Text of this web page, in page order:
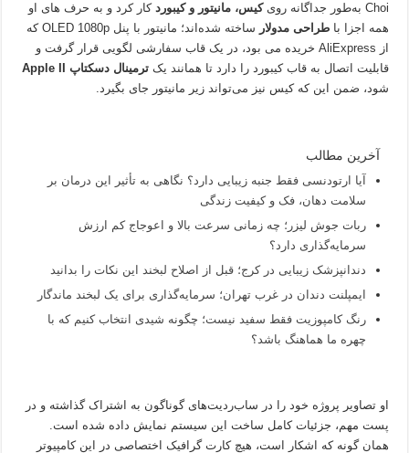
Choi به‌طور جداگانه روی کیس، مانیتور و کیبورد کار کرد و به حرف های او
همه اجزا باطراحی مدولار
ساخته شده‌اند؛ مانیتور با پنل OLED 1080p که
از AliExpress خریده می بود، در یک قاب سفارشی لگویی قرار گرفت و
قابلیت اتصال به قاب کیبورد را دارد تا همانند یکترمینال دسکتاپ Apple II
شود، ضمن این که کیس نیز می‌تواند زیر مانیتور جای بگیرد.
آخرین مطالب
آیا ارتودنسی فقط جنبه زیبایی دارد؟ نگاهی به تأثیر این درمان بر
سلامت دهان، فک و کیفیت زندگی
ربات جوش لیزر؛ چه زمانی سرعت بالا و اعوجاج کم ارزش
سرمایه‌گذاری دارد؟
دندانپزشک زیبایی در کرج؛ قبل از اصلاح لبخند این نکات را بدانید
ایمپلنت دندان در غرب تهران؛ سرمایه‌گذاری برای یک لبخند ماندگار
رنگ کامپوزیت فقط سفید نیست؛ چگونه شیدی انتخاب کنیم که با
چهره ما هماهنگ باشد؟
او تصاویر پروژه خود را در ساب‌ردیت‌های گوناگون به اشتراک گذاشته و در
پست مهم، جزئیات کامل ساخت این سیستم نمایش داده شده است.
همان گونه که اشکار است، هیچ کارت گرافیک اختصاصی در این کامپیوتر